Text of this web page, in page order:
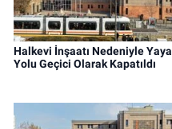
Halkevi İnşaatı Nedeniyle Yaya
Yolu Geçici Olarak Kapatıldı